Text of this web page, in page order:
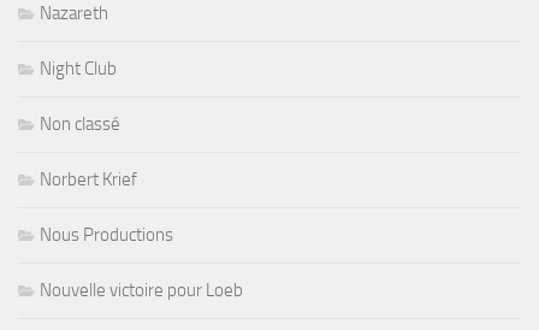
Nazareth
Night Club
Non classé
Norbert Krief
Nous Productions
Nouvelle victoire pour Loeb